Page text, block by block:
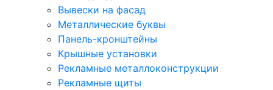
Вывески на фасад
Металлические буквы
Панель-кронштейны
Крышные установки
Рекламные металлоконструкции
Рекламные щиты